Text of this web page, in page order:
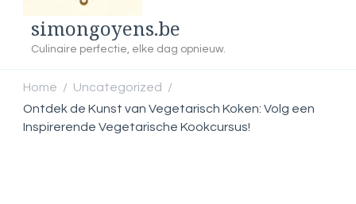
simongoyens.be
Culinaire perfectie, elke dag opnieuw.
Home / Uncategorized
/
Ontdek de Kunst van Vegetarisch Koken: Volg een
Inspirerende Vegetarische Kookcursus!